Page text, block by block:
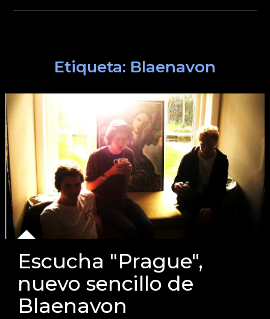
Etiqueta: Blaenavon
Escucha "Prague",
nuevo sencillo de
Blaenavon